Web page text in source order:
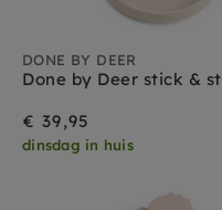
DONE BY DEER
€ 39,95
dinsdag in huis